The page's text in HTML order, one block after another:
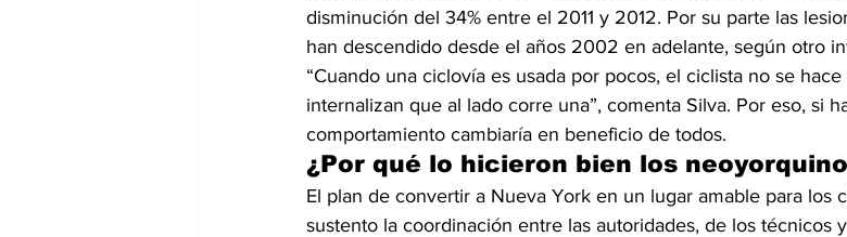
disminución del 34% entre el 2011 y 2012. Por su parte las
han descendido desde el años 2002 en adelante, según otro
“Cuando una ciclovía es usada por pocos, el ciclista no se
internalizan que al lado corre una”, comenta Silva. Por eso, si
comportamiento cambiaría en beneficio de todos.
¿Por qué lo hicieron bien los
El plan de convertir a Nueva York en un lugar amable para los
sustento la coordinación entre las autoridades, de los técnicos